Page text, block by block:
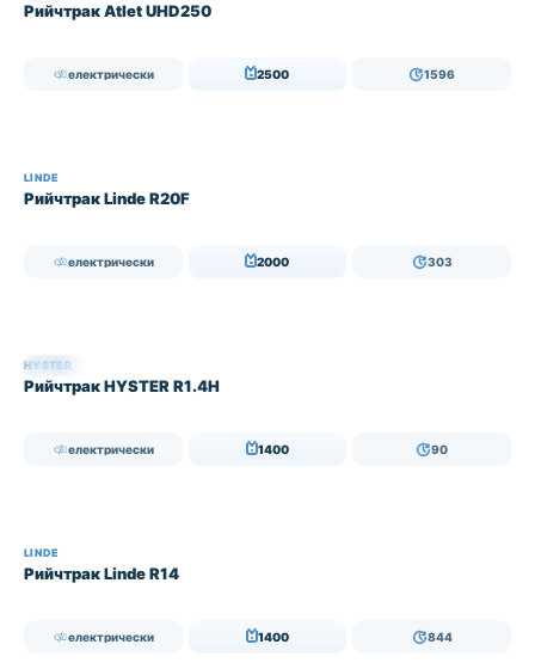
Рийчтрак Atlet UHD250
електрически 2500 1596
LINDE
Рийчтрак Linde R20F
електрически 2000 303
НАЛИЧЕН
HYSTER
Рийчтрак HYSTER R1.4H
електрически 1400 90
LINDE
Рийчтрак Linde R14
електрически 1400 844